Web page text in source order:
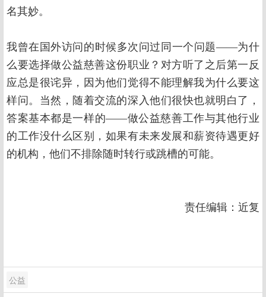
名其妙。
我曾在国外访问的时候多次问过同一个问题——为什
么要选择做公益慈善这份职业？对方听了之后第一反
应总是很诧异，因为他们觉得不能理解我为什么要这
样问。当然，随着交流的深入他们很快也就明白了，
答案基本都是一样的——做公益慈善工作与其他行业
的工作没什么区别，如果有未来发展和薪资待遇更好
的机构，他们不排除随时转行或跳槽的可能。
责任编辑：近复
公益